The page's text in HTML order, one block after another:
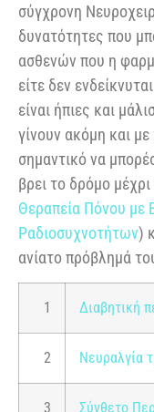
σύγχρονη
δυνατότητες που
ασθενών που η
είτε δεν
είναι ήπιες και
γίνουν ακόμη και
σημαντικό να
βρει το δρόμο
Θεραπεία Πόνου με
Ραδιοσυχνοτήτων)
ανίατο πρόβλημά
1 Διαβητική
2 Νευραλγία
3 Σύνθετο